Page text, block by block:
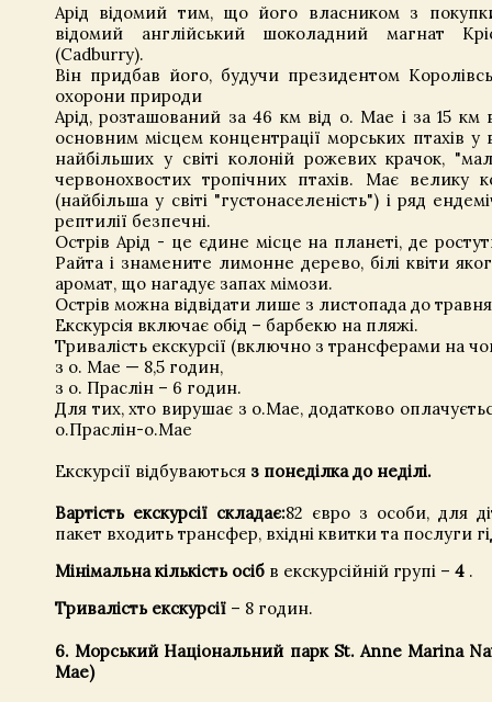
Арід відомий тим, що його власником з
відомий англійський шоколадний магнат
(Cadburry).
Він придбав його, будучи президентом
охорони природи
Арід, розташований за 46 км від о. Мае і за 15 км
основним місцем концентрації морських птахів у
найбільших у світі колоній рожевих крачок,
червонохвостих тропічних птахів. Має велику
(найбільша у світі "густонаселеність") і ряд
рептилії безпечні.
Острів Арід - це єдине місце на планеті, де
Райта і знамените лимонне дерево, білі квіти
аромат, що нагадує запах мімози.
Острів можна відвідати лише з листопада до
Екскурсія включає обід – барбекю на пляжі.
Тривалість екскурсії (включно з трансферами на
з о. Мае — 8,5 годин,
з о. Праслін – 6 годин.
Для тих, хто вирушає з о.Мае, додатково
о.Праслін-о.Мае
Екскурсії відбуваються з понеділка до неділі.
Вартість екскурсії складає:82 євро з особи, для
пакет входить трансфер, вхідні квитки та послуги
Мінімальна кількість осіб в екскурсійній групі – 4 .
Тривалість екскурсії – 8 годин.
6. Морський Національний парк St. Anne Marina
Мае)